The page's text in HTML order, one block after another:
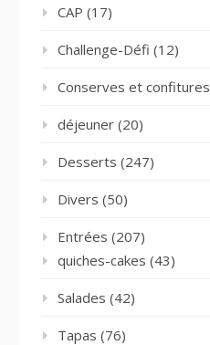
CAP (17)
Challenge-Défi (12)
Conserves et confitures
déjeuner (20)
Desserts (247)
Divers (50)
Entrées (207)
quiches-cakes (43)
Salades (42)
Tapas (76)